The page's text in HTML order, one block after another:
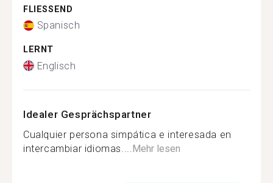
FLIESSEND
Spanisch
LERNT
Englisch
Idealer Gesprächspartner
Cualquier persona simpática e interesada en
intercambiar idiomas.... Mehr lesen